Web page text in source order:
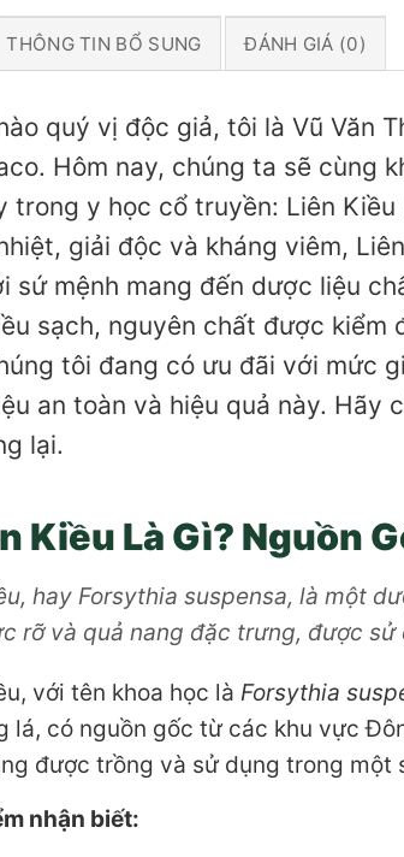
THÔNG TIN BỔ SUNG ĐÁNH GIÁ (0)
quý vị độc giả, tôi là Vũ Văn
Hôm nay, chúng ta sẽ cùng
trong y học cổ truyền: Liên
giải độc và kháng viêm,
sứ mệnh mang đến dược liệu
sạch, nguyên chất được
tôi đang có ưu đãi với mức
an toàn và hiệu quả này. Hãy
lại.
Kiều Là Gì? Nguồn
hay Forsythia suspensa, là một
rỡ và quả nang đặc trưng, được
với tên khoa học là Forsythia
lá, có nguồn gốc từ các khu vực
được trồng và sử dụng trong một
nhận biết: